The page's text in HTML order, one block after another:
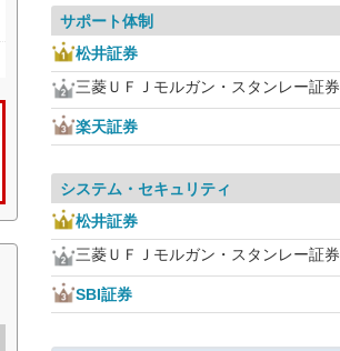
サポート体制
松井証券
三菱ＵＦＪモルガン・スタンレー証券
楽天証券
システム・セキュリティ
松井証券
三菱ＵＦＪモルガン・スタンレー証券
SBI証券